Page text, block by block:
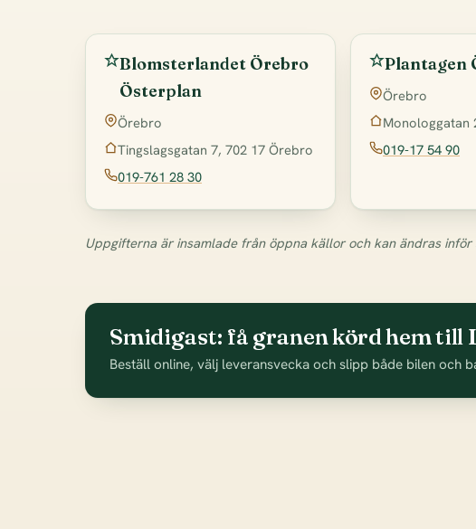
Blomsterlandet Örebro
Österplan
Örebro
Tingslagsgatan 7, 702 17 Örebro
019-761 28 30
Plantagen
Örebro
Monologgatan
019-17 54 90
Uppgifterna är insamlade från öppna källor och kan ändras
Smidigast: få granen körd hem till
Beställ online, välj leveransvecka och slipp både bilen och